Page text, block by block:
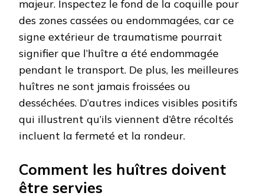
majeur. Inspectez le fond de la coquille pour
des zones cassées ou endommagées, car ce
signe extérieur de traumatisme pourrait
signifier que l’huître a été endommagée
pendant le transport. De plus, les meilleures
huîtres ne sont jamais froissées ou
desséchées. D’autres indices visibles positifs
qui illustrent qu’ils viennent d’être récoltés
incluent la fermeté et la rondeur.
Comment les huîtres doivent
être servies